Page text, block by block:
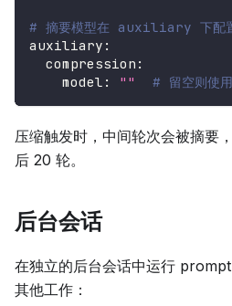
# 摘要模型在 auxiliary 下配
auxiliary :
compression :
model : "" # 留空则使
压缩触发时，中间轮次会被摘要
后 20 轮。
后台会话
在独立的后台会话中运行
其他工作：